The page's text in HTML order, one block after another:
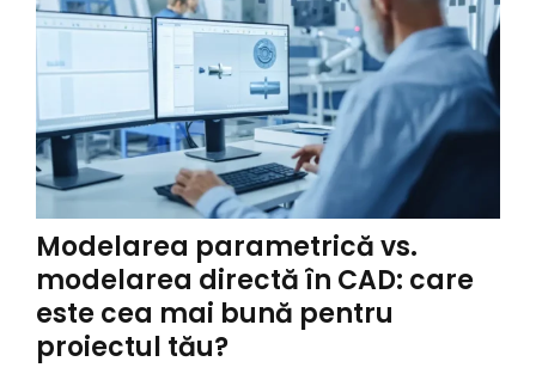
Modelarea parametrică vs.
modelarea directă în CAD: care
este cea mai bună pentru
proiectul tău?